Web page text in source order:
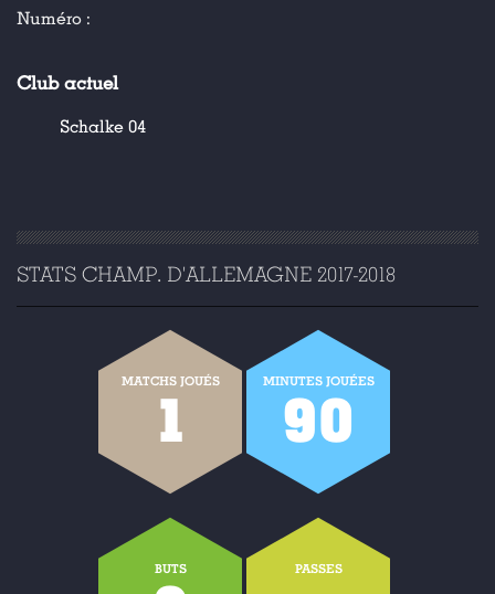
Numéro :
Club actuel
Schalke 04
STATS CHAMP. D'ALLEMAGNE 2017-2018
MATCHS JOUÉS
1
MINUTES JOUÉES
90
BUTS PASSES